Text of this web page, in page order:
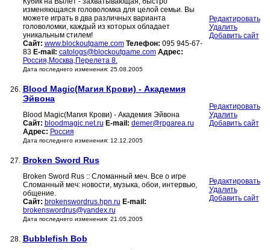
изменяющаяся головоломка для целой семьи. Вы
можете играть в два различных варианта
головоломки, каждый из которых обладает
уникальным стилем!
Сайт: www.blockoutgame.com Телефон: 095 945-67-
83 E-mail: catologs@blockoutgame.com Адрес:
Россия,Москва,Перелета 8.
Дата последнего изменения: 25.08.2005
Редактировать
Удалить
Добавить сайт
26. Blood Magic(Магия Крови) - Академия
Эйвона
Blood Magic(Магия Крови) - Академия Эйвона
Сайт: bloodmagic.net.ru E-mail: demer@rpgarea.ru
Адрес: Россия
Дата последнего изменения: 12.12.2005
Редактировать
Удалить
Добавить сайт
27. Broken Sword Rus
Broken Sword Rus :: Сломанный меч. Все о игре
Сломанный меч: новости, музыка, обои, интервью,
общение.
Сайт: brokenswordrus.hpn.ru E-mail:
brokenswordrus@yandex.ru
Дата последнего изменения: 21.05.2005
Редактировать
Удалить
Добавить сайт
28. Bubblefish Bob